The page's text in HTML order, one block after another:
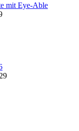
mit Eye-Able